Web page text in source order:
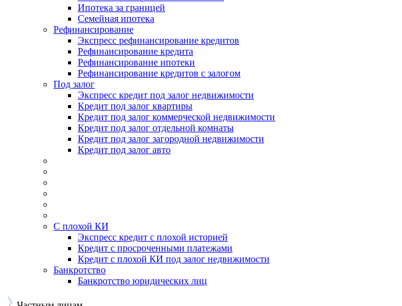
Ипотека за границей
Семейная ипотека
Рефинансирование
Экспресс рефинансирование кредитов
Рефинансирование кредита
Рефинансирование ипотеки
Рефинансирование кредитов с залогом
Под залог
Экспресс кредит под залог недвижимости
Кредит под залог квартиры
Кредит под залог коммерческой недвижимости
Кредит под залог отдельной комнаты
Кредит под залог загородной недвижимости
Кредит под залог авто
С плохой КИ
Экспресс кредит с плохой историей
Кредит с просроченными платежами
Кредит с плохой КИ под залог недвижимости
Банкротство
Банкротство юридических лиц